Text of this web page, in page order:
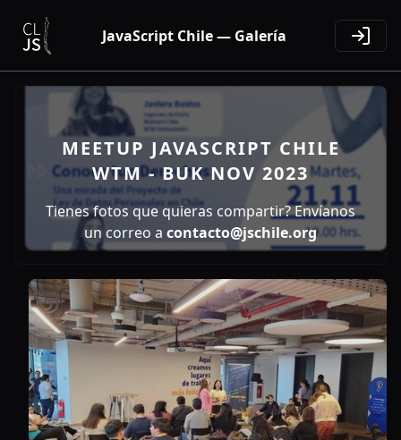
JavaScript Chile — Galería
MEETUP JAVASCRIPT CHILE
WTM - BUK NOV 2023
Tienes fotos que quieras compartir? Envíanos
un correo a contacto@jschile.org